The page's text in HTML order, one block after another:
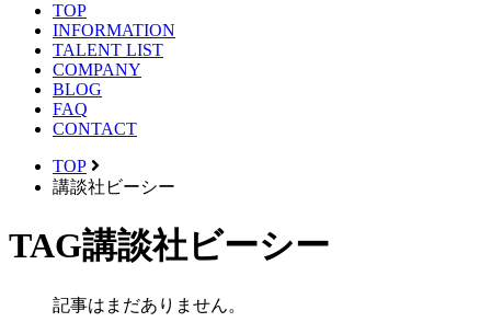
TOP
INFORMATION
TALENT LIST
COMPANY
BLOG
FAQ
CONTACT
TOP
講談社ビーシー
TAG講談社ビーシー
記事はまだありません。